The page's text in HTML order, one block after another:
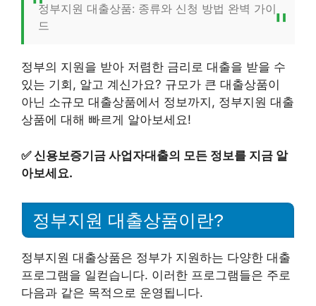
정부지원 대출상품: 종류와 신청 방법 완벽 가이
드
정부의 지원을 받아 저렴한 금리로 대출을 받을 수
있는 기회, 알고 계신가요? 규모가 큰 대출상품이
아닌 소규모 대출상품에서 정보까지, 정부지원 대출
상품에 대해 빠르게 알아보세요!
✅신용보증기금 사업자대출의 모든 정보를 지금 알
아보세요.
정부지원 대출상품이란?
정부지원 대출상품은 정부가 지원하는 다양한 대출
프로그램을 일컫습니다. 이러한 프로그램들은 주로
다음과 같은 목적으로 운영됩니다.